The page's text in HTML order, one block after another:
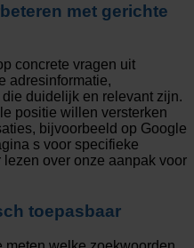
met gerichte
concrete vragen uit
adresinformatie,
duidelijk en relevant zijn.
positie willen versterken
bijvoorbeeld op Google
s voor specifieke
over onze aanpak voor
toepasbaar